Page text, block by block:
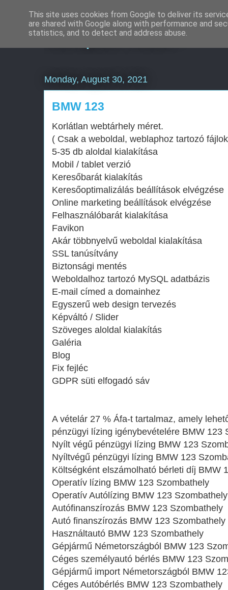
Komplex Web+
Monday, August 30, 2021
BMW 123
Korlátlan webtárhely méret.
( Csak a weboldal, weblaphoz tartozó
5-35 db aloldal kialakítása
Mobil / tablet verzió
Keresőbarát kialakítás
Keresőoptimalizálás beállítások elvégzése
Online marketing beállítások elvégzése
Felhasználóbarát kialakítása
Favikon
Akár többnyelvű weboldal kialakítása
SSL tanúsítvány
Biztonsági mentés
Weboldalhoz tartozó MySQL adatbázis
E-mail címed a domainhez
Egyszerű web design tervezés
Képváltó / Slider
Szöveges aloldal kialakítás
Galéria
Blog
Fix fejléc
GDPR süti elfogadó sáv
A vételár 27 % Áfa-t tartalmaz, amely
pénzügyi lízing igénybevételére BMW 123
Nyílt végű pénzügyi lízing BMW 123
Nyíltvégű pénzügyi lízing BMW 123
Költségként elszámolható bérleti díj BMW
Operatív lízing BMW 123 Szombathely
Operatív Autólízing BMW 123 Szombathely
Autófinanszírozás BMW 123 Szombathely
Autó finanszírozás BMW 123 Szombathely
Használtautó BMW 123 Szombathely
Gépjármű Németországból BMW 123
Céges személyautó bérlés BMW 123
Gépjármű import Németországból BMW
Céges Autóbérlés BMW 123 Szombathely
This site uses cookies from Google to deliver its
are shared with Google along with performance and
statistics, and to detect and address abuse.